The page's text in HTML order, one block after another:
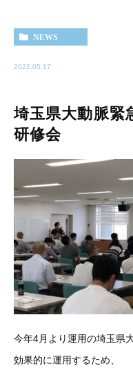
NEWS
2022.05.17
埼玉県大動脈緊
研修会
今年4月より運用の埼玉県
効果的に運用するため、